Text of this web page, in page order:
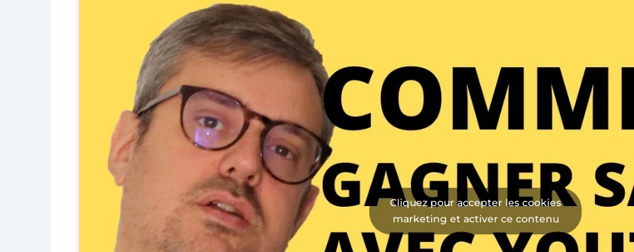
Cliquez pour accepter les cookies
marketing et activer ce contenu